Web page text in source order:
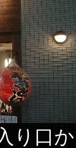
り口